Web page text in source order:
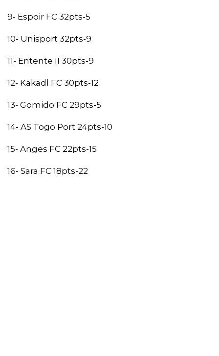
9- Espoir FC 32pts-5
10- Unisport 32pts-9
11- Entente II 30pts-9
12- Kakadl FC 30pts-12
13- Gomido FC 29pts-5
14- AS Togo Port 24pts-10
15- Anges FC 22pts-15
16- Sara FC 18pts-22